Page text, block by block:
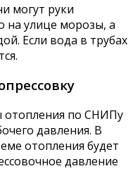
могут руки
на улице морозы, а
Если вода в трубах
отопления по СНИПу
давления. В
отопления будет
давление